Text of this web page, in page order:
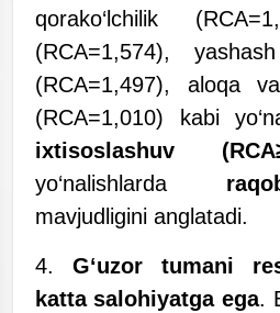
qorako‘lchilik
(RCA=1,574),
(RCA=1,497), aloqa
(RCA=1,010) kabi
ixtisoslashuv (RCA
yo‘nalishlarda
mavjudligini anglatadi.
4. G‘uzor tumani
katta salohiyatga ega.